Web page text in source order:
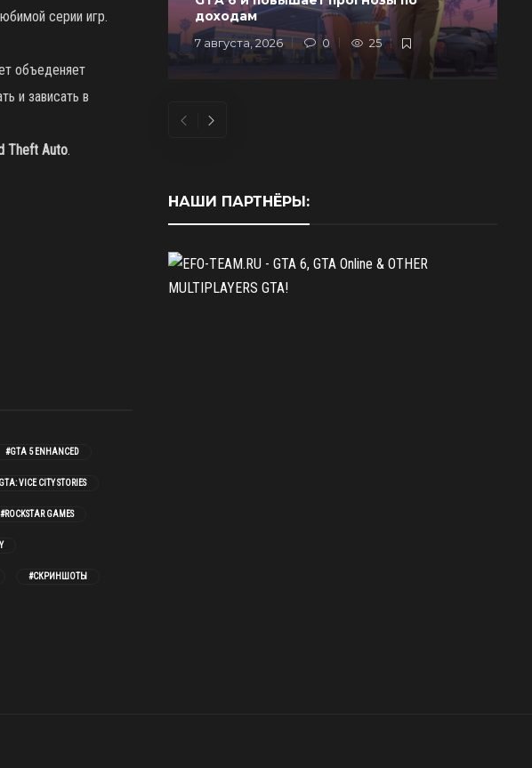
серии игр.
объеденяет
и зависать в
Theft Auto.
#GTA 5 ENHANCED
VICE CITY STORIES
#ROCKSTAR GAMES
#СКРИНШОТЫ
доходам
7 августа, 2026 0 25
НАШИ ПАРТНЁРЫ: